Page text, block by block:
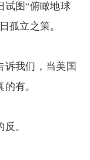
试图“俯瞰地球
孤立之策。
诉我们，当美国
有。
。